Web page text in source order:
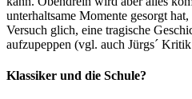
unterhaltsame Momente gesorgt
Versuch glich, eine tragische
aufzupeppen (vgl. auch Jürgs´
Klassiker und die Schule?